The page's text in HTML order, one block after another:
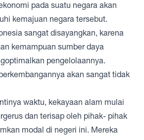
pada suatu negara akan
kemajuan negara tersebut.
sangat disayangkan, karena
kemampuan sumber daya
pengelolaannya.
akan sangat tidak
waktu, kekayaan alam mulai
dan terisap oleh pihak- pihak
modal di negeri ini. Mereka